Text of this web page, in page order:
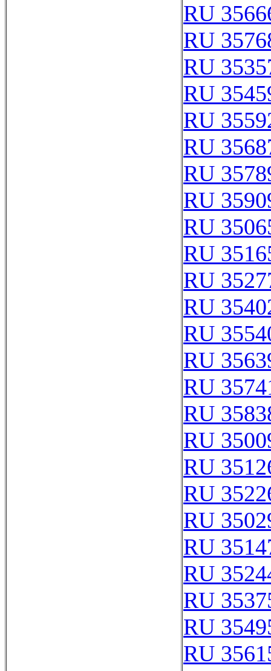
RU
RU
RU
RU
RU
RU
RU
RU
RU
RU
RU
RU
RU
RU
RU
RU
RU
RU
RU
RU
RU
RU
RU
RU
RU